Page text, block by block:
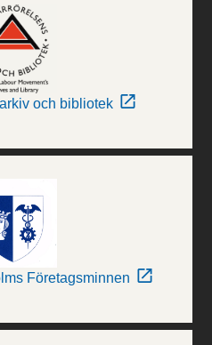
och bibliotek
Företagsminnen